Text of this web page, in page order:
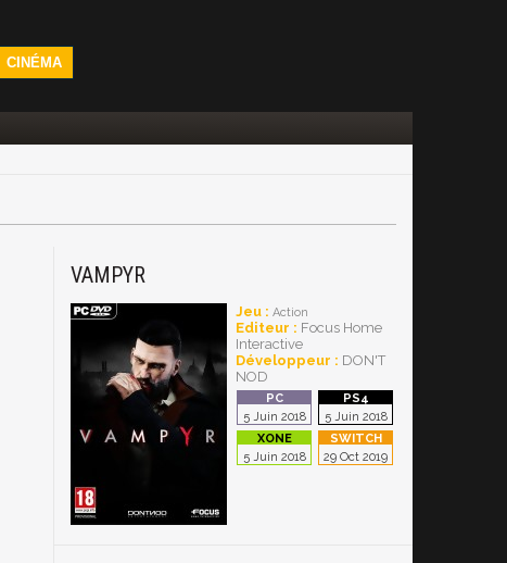
CINÉMA
VAMPYR
Jeu : Action
Editeur : Focus Home
Interactive
Développeur : DON'T
NOD
5 Juin 2018 5 Juin 2018
5 Juin 2018 29 Oct 2019